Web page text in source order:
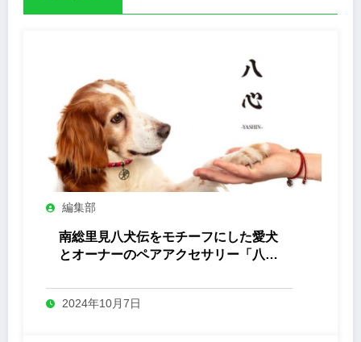
編集部
南総里見八犬伝をモチーフにした愛犬
とオーナーのペアアクセサリー「八心
2024年10月7日